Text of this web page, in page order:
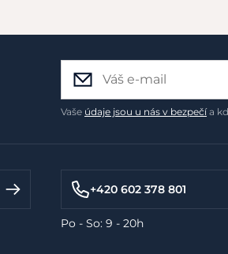
Vaše údaje jsou u nás v bezpečía
+420 602 378 801
Po - So: 9 - 20h